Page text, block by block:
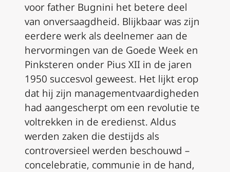
voor father Bugnini het betere deel
van onversaagdheid. Blijkbaar was zijn
eerdere werk als deelnemer aan de
hervormingen van de Goede Week en
Pinksteren onder Pius XII in de jaren
1950 succesvol geweest. Het lijkt erop
dat hij zijn managementvaardigheden
had aangescherpt om een revolutie te
voltrekken in de eredienst. Aldus
werden zaken die destijds als
controversieel werden beschouwd –
concelebratie, communie in de hand,